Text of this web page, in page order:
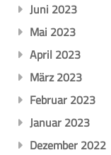
Juni 2023
Mai 2023
April 2023
März 2023
Februar 2023
Januar 2023
Dezember 2022